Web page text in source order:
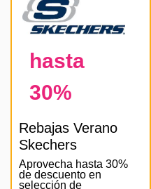
hasta
30%
Rebajas Verano
Skechers
Aprovecha hasta 30%
de descuento en
selección de